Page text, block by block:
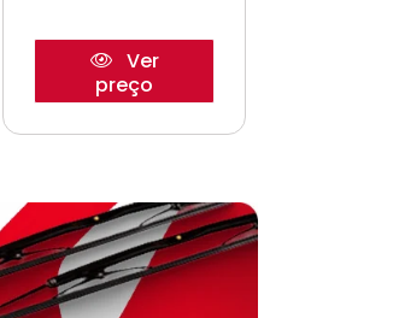
Ver
preço